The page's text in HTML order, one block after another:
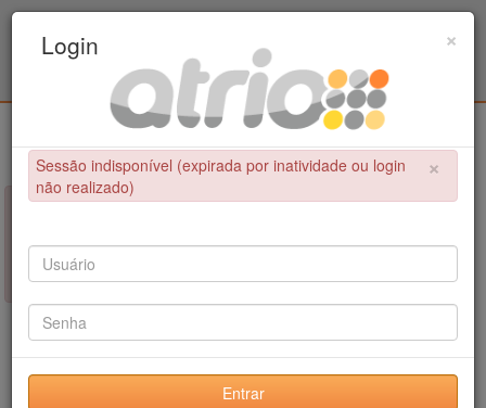
Metalúrgica e de Materiais - COPPE / UFRJ
×
NÃO FOI POSSÍVEL CONCLUIR A OPERAÇÃO
Sessão indisponível (expirada por inatividade ou login não
realizado)
×
Login
×
Sessão indisponível (expirada por inatividade ou login
não realizado)
Entrar